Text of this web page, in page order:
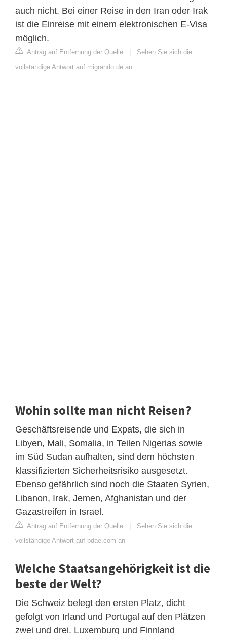
auch nicht. Bei einer Reise in den Iran oder Irak
ist die Einreise mit einem elektronischen E-Visa
möglich.
Antrag auf Entfernung der Quelle | Sehen Sie sich die
vollständige Antwort auf migrando.de an
Wohin sollte man nicht Reisen?
Geschäftsreisende und Expats, die sich in
Libyen, Mali, Somalia, in Teilen Nigerias sowie
im Süd Sudan aufhalten, sind dem höchsten
klassifizierten Sicherheitsrisiko ausgesetzt.
Ebenso gefährlich sind noch die Staaten Syrien,
Libanon, Irak, Jemen, Afghanistan und der
Gazastreifen in Israel.
Antrag auf Entfernung der Quelle | Sehen Sie sich die
vollständige Antwort auf bdae.com an
Welche Staatsangehörigkeit ist die
beste der Welt?
Die Schweiz belegt den ersten Platz, dicht
gefolgt von Irland und Portugal auf den Plätzen
zwei und drei. Luxemburg und Finnland